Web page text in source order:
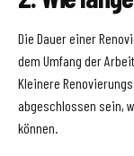
Die Dauer einer
dem Umfang der
Kleinere
abgeschlossen sein,
können.